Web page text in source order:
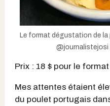
Le format dégustation de la
@journalistejosi
Prix : 18 $ pour le
Mes attentes étaient
du poulet portugais